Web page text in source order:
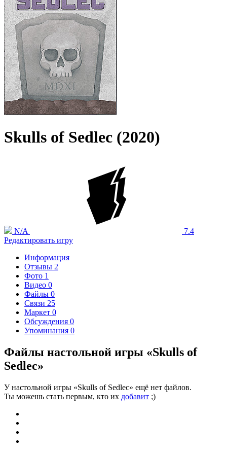
Skulls of Sedlec (2020)
N/A
7.4
Редактировать игру
Информация
Отзывы 2
Фото 1
Видео 0
Файлы 0
Связи 25
Маркет 0
Обсуждения 0
Упоминания 0
Файлы настольной игры «Skulls of
Sedlec»
У настольной игры «Skulls of Sedlec» ещё нет файлов.
Ты можешь стать первым, кто их добавит ;)